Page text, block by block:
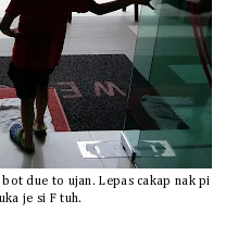
due to ujan. Lepas cakap nak pi
je si F tuh.